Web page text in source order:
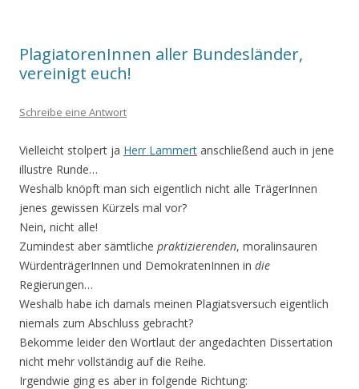
PlagiatorenInnen aller Bundesländer,
vereinigt euch!
Schreibe eine Antwort
Vielleicht stolpert ja Herr Lammert anschließend auch in jene
illustre Runde…
Weshalb knöpft man sich eigentlich nicht alle TrägerInnen
jenes gewissen Kürzels mal vor?
Nein, nicht alle!
Zumindest aber sämtliche praktizierenden, moralinsauren
WürdenträgerInnen und DemokratenInnen in die
Regierungen…
Weshalb habe ich damals meinen Plagiatsversuch eigentlich
niemals zum Abschluss gebracht?
Bekomme leider den Wortlaut der angedachten Dissertation
nicht mehr vollständig auf die Reihe.
Irgendwie ging es aber in folgende Richtung: